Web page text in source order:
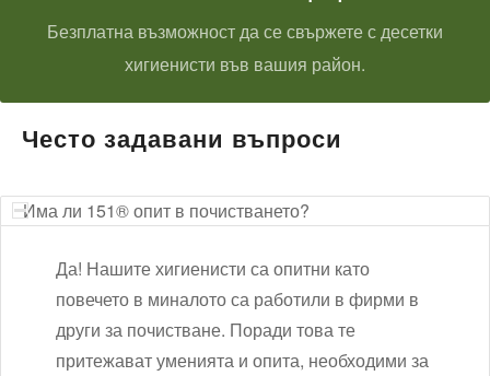
Безплатна възможност да се свържете с десетки
хигиенисти във вашия район.
Често задавани въпроси
Има ли 151® опит в почистването?
Да! Нашите хигиенисти са опитни като
повечето в миналото са работили в фирми в
други за почистване. Поради това те
притежават уменията и опита, необходими за